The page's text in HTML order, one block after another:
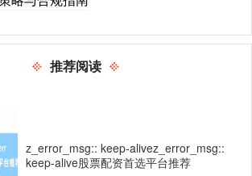
推荐阅读
z_error_msg:: keep-alivez_error_msg::
keep-alive股票配资首选平台推荐